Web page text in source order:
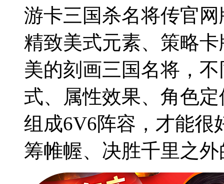
游卡三国杀名将传官
精致美式元素、策略
美的刻画三国名将，
式、属性效果、角色
组成6V6阵容，才能很
筹帷幄、决胜千里之